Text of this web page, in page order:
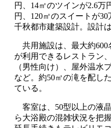
円、14㎡のツインが2.6万
円、120㎡のスイートが
千秋都市建築設計。設計
共用施設は、最大約600
が利用できるレストラン
（男性向け）、屋外温水
など。約50㎡の滝を配し
ている。
客室は、50型以上の液
ら大浴殿の混雑状況を把